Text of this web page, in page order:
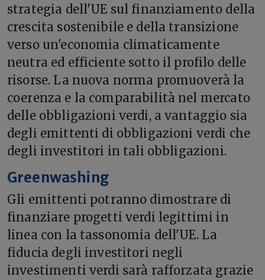
strategia dell'UE sul finanziamento della
crescita sostenibile e della transizione
verso un'economia climaticamente
neutra ed efficiente sotto il profilo delle
risorse. La nuova norma promuoverà la
coerenza e la comparabilità nel mercato
delle obbligazioni verdi, a vantaggio sia
degli emittenti di obbligazioni verdi che
degli investitori in tali obbligazioni.
Greenwashing
Gli emittenti potranno dimostrare di
finanziare progetti verdi legittimi in
linea con la tassonomia dell'UE. La
fiducia degli investitori negli
investimenti verdi sarà rafforzata grazie